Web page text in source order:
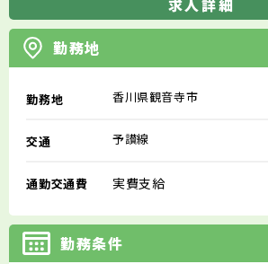
求人詳細
勤務地
勤務地 香川県観音寺市
交通 予讃線
通勤交通費 実費支給
勤務条件